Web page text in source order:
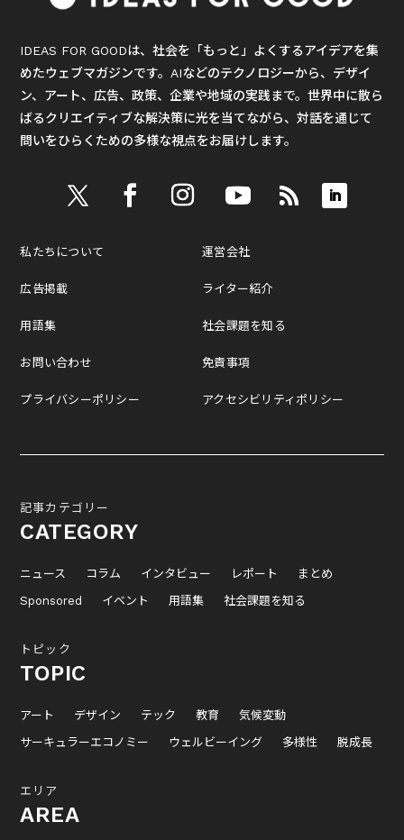
IDEAS FOR GOODは、社会を「もっと」よくするアイデアを集
めたウェブマガジンです。AIなどのテクノロジーから、デザイ
ン、アート、広告、政策、企業や地域の実践まで。世界中に散ら
ばるクリエイティブな解決策に光を当てながら、対話を通じて
問いをひらくための多様な視点をお届けします。
私たちについて
広告掲載
用語集
お問い合わせ
プライバシーポリシー
運営会社
ライター紹介
社会課題を知る
免責事項
アクセシビリティポリシー
記事カテゴリー
CATEGORY
ニュース コラム インタビュー レポート
まとめ
Sponsored
イベント 用語集 社会課題を知る
トピック
TOPIC
アート デザイン テック 教育
気候変動
サーキュラーエコノミー
ウェルビーイング 多様性 脱成長
エリア
AREA